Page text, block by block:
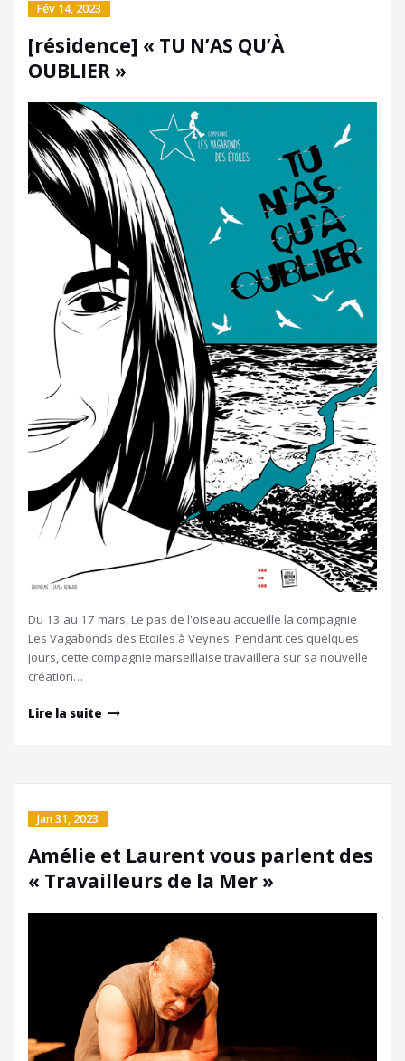
Fév 14, 2023
[résidence] « TU N’AS QU’À
OUBLIER »
Du 13 au 17 mars, Le pas de l'oiseau accueille la compagnie
Les Vagabonds des Etoiles à Veynes. Pendant ces quelques
jours, cette compagnie marseillaise travaillera sur sa nouvelle
création…
Lire la suite
Jan 31, 2023
Amélie et Laurent vous parlent des
« Travailleurs de la Mer »